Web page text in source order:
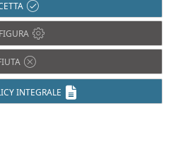
il Tribunale di Milano al n° 63
- ISSN 2282-2267
13155920153 - Tutti i diritti
INTEGRALE